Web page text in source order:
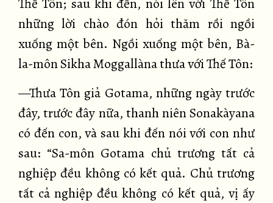
Thế Tôn; sau khi đến, nói lên với Thế Tôn
những lời chào đón hỏi thăm rồi ngồi
xuống một bên. Ngồi xuống một bên, Bà-
la-môn Sikha Moggallàna thưa với Thế Tôn:
—Thưa Tôn giả Gotama, những ngày trước
đây, trước đây nữa, thanh niên Sonakàyana
có đến con, và sau khi đến nói với con như
sau: “Sa-môn Gotama chủ trương tất cả
nghiệp đều không có kết quả. Chủ trương
tất cả nghiệp đều không có kết quả, vị ấy